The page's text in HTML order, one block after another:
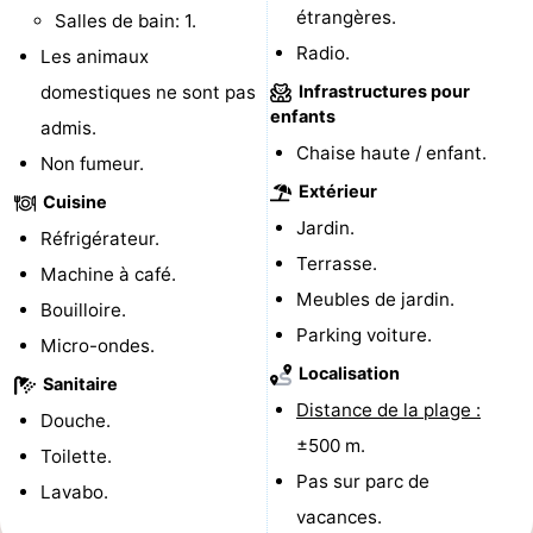
Sportive
Equitation
Conduite
l'anneau
Boire
manger
Événements
Pratiques
Forum
Route
Ferry
Stationnement
Adresses
Salles de bain: 1.
Les animaux
domestiques ne sont pas
admis.
Non fumeur.
Cuisine
Réfrigérateur.
Machine à café.
Bouilloire.
Micro-ondes.
Sanitaire
Douche.
Toilette.
Lavabo.
étrangères.
Radio.
Infrastructures pour
enfants
Chaise haute / enfant.
Extérieur
Jardin.
Terrasse.
Meubles de jardin.
Parking voiture.
Localisation
Distance de la plage :
±500 m.
Pas sur parc de
vacances.